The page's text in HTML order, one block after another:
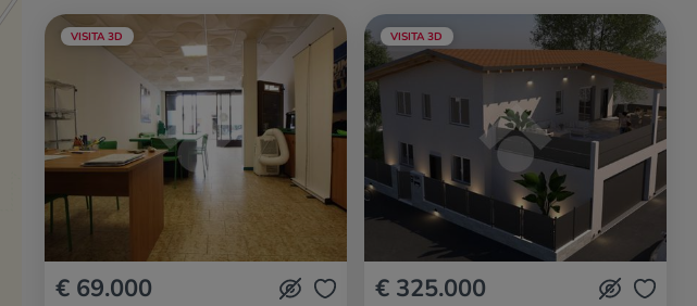
VISITA 3D
€ 69.000
VISITA 3D
€ 325.000